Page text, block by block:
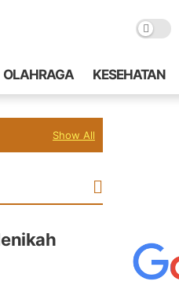
OLAHRAGA KESEHATAN
Show All